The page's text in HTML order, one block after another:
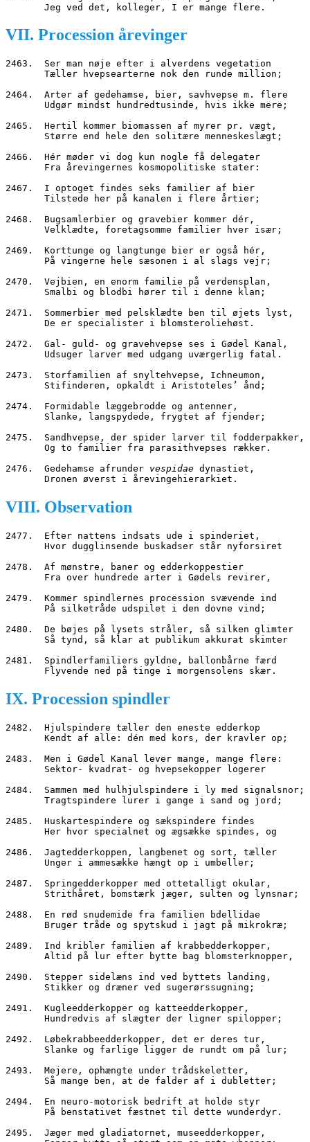
       Jeg ved det, kolleger, I er mange flere.
VII. Procession årevinger
2463.  Ser man nøje efter i alverdens vegetation
       Tæller hvepsearterne nok den runde million;
2464.  Arter af gedehamse, bier, savhvepse m. flere
       Udgør mindst hundredtusinde, hvis ikke mere;
2465.  Hertil kommer biomassen af myrer pr. vægt,
       Større end hele den solitære menneskeslægt;
2466.  Hér møder vi dog kun nogle få delegater
       Fra årevingernes kosmopolitiske stater:
2467.  I optoget findes seks familier af bier
       Tilstede her på kanalen i flere årtier;
2468.  Bugsamlerbier og gravebier kommer dér,
       Velklædte, foretagsomme familier hver især;
2469.  Korttunge og langtunge bier er også hér,
       På vingerne hele sæsonen i al slags vejr;
2470.  Vejbien, en enorm familie på verdensplan,
       Smalbi og blodbi hører til i denne klan;
2471.  Sommerbier med pelsklædte ben til øjets lyst,
       De er specialister i blomsteroliehøst.
2472.  Gal- guld- og gravehvepse ses i Gødel Kanal,
       Udsuger larver med udgang uværgerlig fatal.
2473.  Storfamilien af snyltehvepse, Ichneumon,
       Stifinderen, opkaldt i Aristoteles’ ånd;
2474.  Formidable læggebrodde og antenner,
       Slanke, langspydede, frygtet af fjender;
2475.  Sandhvepse, der spider larver til fodderpakker,
       Og to familier fra parasithvepses rækker.
2476.  Gedehamse afrunder vespidae dynastiet,
       Dronen øverst i årevingehierarkiet.
VIII. Observation
2477.  Efter nattens indsats ude i spinderiet,
       Hvor dugglinsende buskadser står nyforsiret
2478.  Af mønstre, baner og edderkoppestier
       Fra over hundrede arter i Gødels revirer,
2479.  Kommer spindlernes procession svævende ind
       På silketråde udspilet i den dovne vind;
2480.  De bøjes på lysets stråler, så silken glimter
       Så tynd, så klar at publikum akkurat skimter
2481.  Spindlerfamiliers gyldne, ballonbårne færd
       Flyvende ned på tinge i morgensolens skær.
IX. Procession spindler
2482.  Hjulspindere tæller den eneste edderkop
       Kendt af alle: dén med kors, der kravler op;
2483.  Men i Gødel Kanal lever mange, mange flere:
       Sektor- kvadrat- og hvepsekopper logerer
2484.  Sammen med hulhjulspindere i ly med signalsnor;
       Tragtspindere lurer i gange i sand og jord;
2485.  Huskartespindere og sækspindere findes
       Her hvor specialnet og ægsække spindes, og
2486.  Jagtedderkoppen, langbenet og sort, tæller
       Unger i ammesække hængt op i umbeller;
2487.  Springedderkopper med ottetalligt okular,
       Strithåret, bomstærk jæger, sulten og lynsnar;
2488.  En rød snudemide fra familien bdellidae
       Bruger tråde og spytskud i jagt på mikrokræ;
2489.  Ind kribler familien af krabbedderkopper,
       Altid på lur efter bytte bag blomsterknopper,
2490.  Stepper sidelæns ind ved byttets landing,
       Stikker og dræner ved sugerørssugning;
2491.  Kugleedderkopper og katteedderkopper,
       Hundredvis af slægter der ligner spilopper;
2492.  Løbekrabbeedderkopper, det er deres tur,
       Slanke og farlige ligger de rundt om på lur;
2493.  Mejere, ophængte under trådskeletter,
       Så mange ben, at de falder af i dubletter;
2494.  En neuro-motorisk bedrift at holde styr
       På benstativet fæstnet til dette wunderdyr.
2495.  Jæger med gladiatornet, museedderkopper,